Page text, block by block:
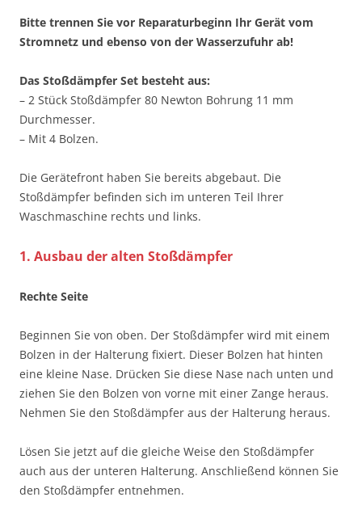
Bitte trennen Sie vor Reparaturbeginn Ihr Gerät vom
Stromnetz und ebenso von der Wasserzufuhr ab!
Das Stoßdämpfer Set besteht aus:
– 2 Stück Stoßdämpfer 80 Newton Bohrung 11 mm
Durchmesser.
– Mit 4 Bolzen.
Die Gerätefront haben Sie bereits abgebaut. Die
Stoßdämpfer befinden sich im unteren Teil Ihrer
Waschmaschine rechts und links.
1. Ausbau der alten Stoßdämpfer
Rechte Seite
Beginnen Sie von oben. Der Stoßdämpfer wird mit einem
Bolzen in der Halterung fixiert. Dieser Bolzen hat hinten
eine kleine Nase. Drücken Sie diese Nase nach unten und
ziehen Sie den Bolzen von vorne mit einer Zange heraus.
Nehmen Sie den Stoßdämpfer aus der Halterung heraus.
Lösen Sie jetzt auf die gleiche Weise den Stoßdämpfer
auch aus der unteren Halterung. Anschließend können Sie
den Stoßdämpfer entnehmen.